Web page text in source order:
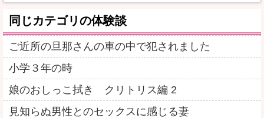
同じカテゴリの体験談
ご近所の旦那さんの車の中で犯されました
小学３年の時
娘のおしっこ拭き クリトリス編 2
見知らぬ男性とのセックスに感じる妻